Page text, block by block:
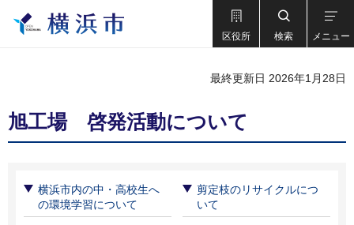
区役所 検索 メニュー
最終更新日 2026年1月28日
旭工場 啓発活動について
横浜市内の中・高校生へ
の環境学習について
剪定枝のリサイクルにつ
いて